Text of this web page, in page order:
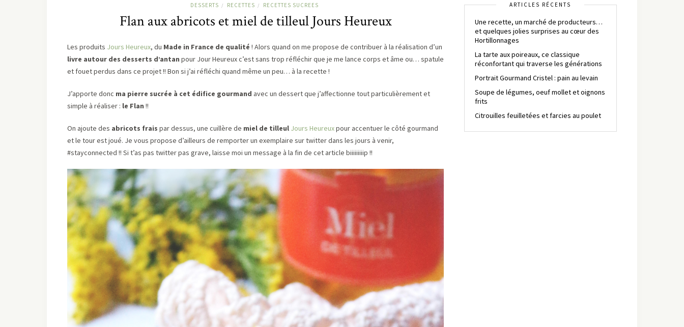
DESSERTS / RECETTES / RECETTES SUCREES
Flan aux abricots et miel de tilleul Jours Heureux
Les produits Jours Heureux, du Made in France de qualité ! Alors quand on me propose de contribuer à la réalisation d’un
livre autour des desserts d’antan pour Jour Heureux c’est sans trop réfléchir que je me lance corps et âme ou… spatule
et fouet perdus dans ce projet !! Bon si j’ai réfléchi quand même un peu… à la recette !
J’apporte donc ma pierre sucrée à cet édifice gourmand avec un dessert que j’affectionne tout particulièrement et
simple à réaliser : le Flan !!
On ajoute des abricots frais par dessus, une cuillère de miel de tilleul Jours Heureuxpour accentuer le côté gourmand
et le tour est joué. Je vous propose d’ailleurs de remporter un exemplaire sur twitter dans les jours à venir,
#stayconnected !! Si t’as pas twitter pas grave, laisse moi un message à la fin de cet article biiiiiiiiip !!
ARTICLES RÉCENTS
Une recette, un marché de producteurs…
et quelques jolies surprises au cœur des
Hortillonnages
La tarte aux poireaux, ce classique
réconfortant qui traverse les générations
Portrait Gourmand Cristel : pain au levain
Soupe de légumes, oeuf mollet et oignons
frits
Citrouilles feuilletées et farcies au poulet